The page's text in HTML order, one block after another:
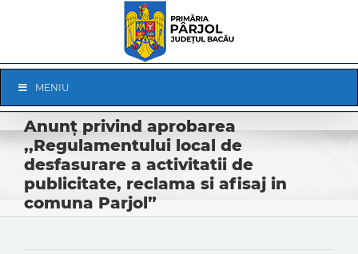
Navigation
MENIU
Anunț privind aprobarea
,,Regulamentului local de
desfasurare a activitatii de
publicitate, reclama si afisaj in
comuna Parjol”